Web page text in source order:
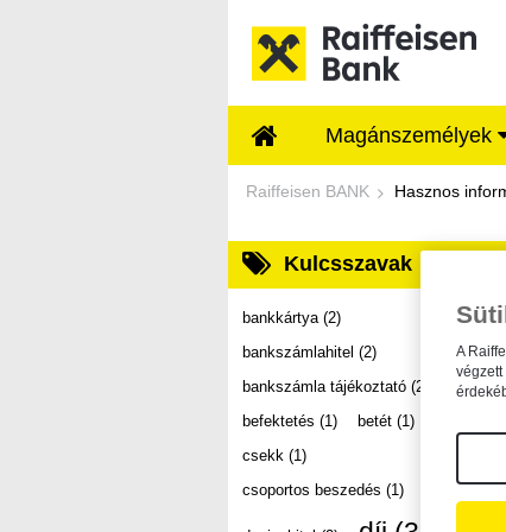
Magánszemélyek
Dokumentumtár -
Raiffeisen BANK Hasznos
Kulcsszavak
bankkártya (2)
bankszámlahitel (2)
bankszámla tájékoztató (2)
befektetés (1) betét (1)
csekk (1)
csoportos beszedés (1)
A